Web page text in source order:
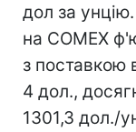
дол за унцію.
на COMEX
з поставкою
4 дол.,
1301,3 дол./